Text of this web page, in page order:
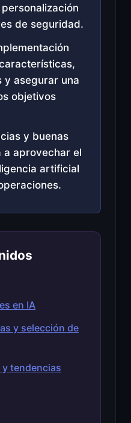
de seguridad.
y asegurar una
objetivos
y buenas
aprovechar el
artificial
en IA
y selección de
tendencias